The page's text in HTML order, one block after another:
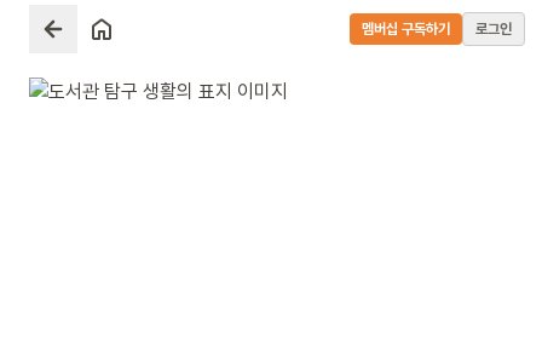
멤버십 구독하기 로그인